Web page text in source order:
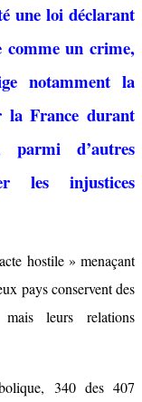
une loi déclarant
comme un crime,
notamment la
la France durant
parmi d’autres
les injustices
hostile » menaçant
pays conservent des
leurs relations
340 des 407